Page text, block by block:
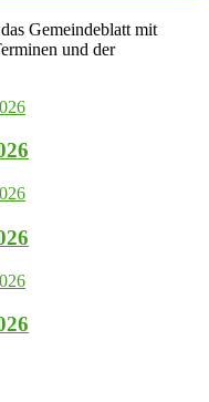
Gemeindeblatt mit
und der